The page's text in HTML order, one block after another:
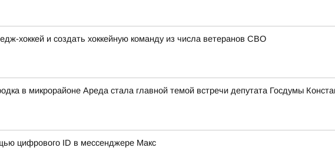
хоккей и создать хоккейную команду из числа ветеранов СВО
в микрорайоне Ареда стала главной темой встречи депутата Госдумы
цифрового ID в мессенджере Макс